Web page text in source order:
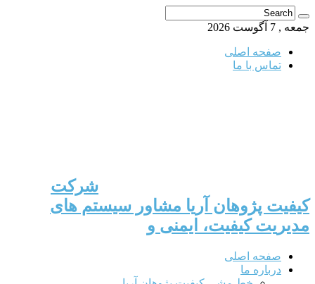
جمعه , 7 آگوست 2026
صفحه اصلی
تماس با ما
شرکت
کیفیت پژوهان آریا مشاور سیستم های
مدیریت کیفیت، ایمنی و
صفحه اصلی
درباره ما